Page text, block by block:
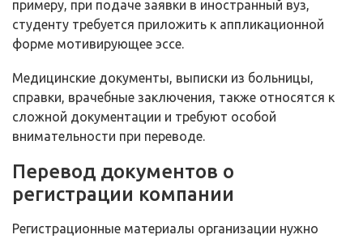
примеру, при подаче заявки в иностранный вуз,
студенту требуется приложить к аппликационной
форме мотивирующее эссе.
Медицинские документы, выписки из больницы,
справки, врачебные заключения, также относятся к
сложной документации и требуют особой
внимательности при переводе.
Перевод документов о
регистрации компании
Регистрационные материалы организации нужно